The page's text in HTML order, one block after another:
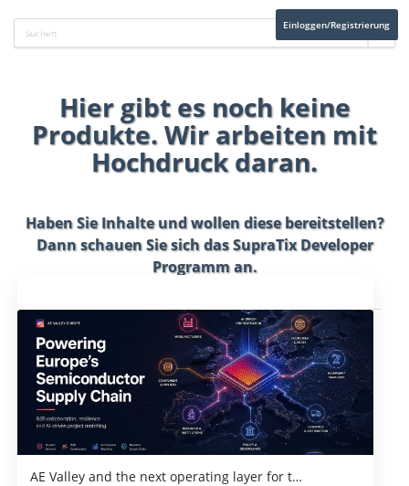
Einloggen/Registrierung
Hier gibt es noch keine
Produkte. Wir arbeiten mit
Hochdruck daran.
Haben Sie Inhalte und wollen diese bereitstellen?
Dann schauen Sie sich dasSupraTix Developer
Programman.
AE Valley and the next operating layer for t…